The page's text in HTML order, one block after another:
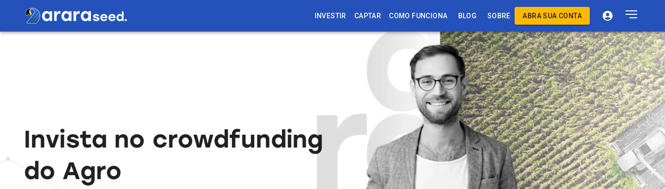
INVESTIR CAPTAR COMO FUNCIONA BLOG SOBRE ABRA SUA CONTA
Invista no crowdfunding
do Agro